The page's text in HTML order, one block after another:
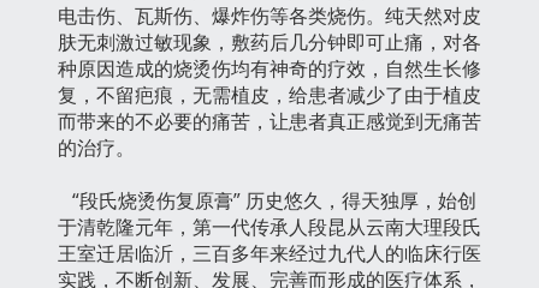
电击伤、瓦斯伤、爆炸伤等各类烧伤。纯天然对皮
肤无刺激过敏现象，敷药后几分钟即可止痛，对各
种原因造成的烧烫伤均有神奇的疗效，自然生长修
复，不留疤痕，无需植皮，给患者减少了由于植皮
而带来的不必要的痛苦，让患者真正感觉到无痛苦
的治疗。
“段氏烧烫伤复原膏” 历史悠久，得天独厚，始创
于清乾隆元年，第一代传承人段昆从云南大理段氏
王室迁居临沂，三百多年来经过九代人的临床行医
实践，不断创新、发展、完善而形成的医疗体系，